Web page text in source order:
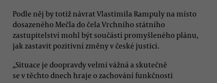
Podle něj by totiž návrat Vlastimila Rampuly na místo
dosazeného Mečla do čela Vrchního státního
zastupitelství mohl být součástí promyšleného plánu,
jak zastavit pozitivní změny v české justici.
„Situace je doopravdy velmi vážná a skutečně
se v těchto dnech hraje o zachování funkčnosti